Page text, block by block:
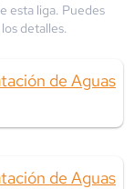
esta liga. Puedes
detalles.
de Aguas
de Aguas